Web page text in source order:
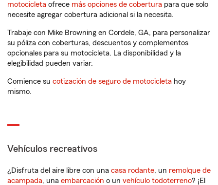
motocicleta ofrece más opciones de cobertura para que solo
necesite agregar cobertura adicional si la necesita.
Trabaje con Mike Browning en Cordele, GA, para personalizar
su póliza con coberturas, descuentos y complementos
opcionales para su motocicleta. La disponibilidad y la
elegibilidad pueden variar.
Comience su cotización de seguro de motocicleta hoy
mismo.
Vehículos recreativos
¿Disfruta del aire libre con una casa rodante, un remolque de
acampada, una embarcación o un vehículo todoterreno? ¡El